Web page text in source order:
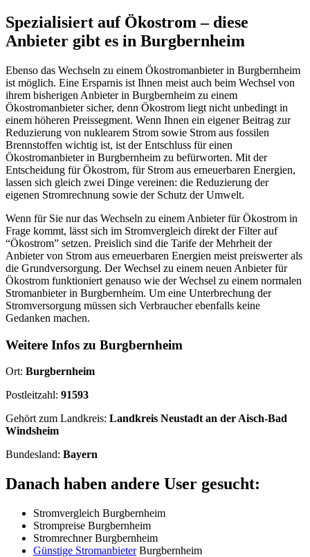
Spezialisiert auf Ökostrom – diese
Anbieter gibt es in Burgbernheim
Ebenso das Wechseln zu einem Ökostromanbieter in Burgbernheim
ist möglich. Eine Ersparnis ist Ihnen meist auch beim Wechsel von
ihrem bisherigen Anbieter in Burgbernheim zu einem
Ökostromanbieter sicher, denn Ökostrom liegt nicht unbedingt in
einem höheren Preissegment. Wenn Ihnen ein eigener Beitrag zur
Reduzierung von nuklearem Strom sowie Strom aus fossilen
Brennstoffen wichtig ist, ist der Entschluss für einen
Ökostromanbieter in Burgbernheim zu befürworten. Mit der
Entscheidung für Ökostrom, für Strom aus erneuerbaren Energien,
lassen sich gleich zwei Dinge vereinen: die Reduzierung der
eigenen Stromrechnung sowie der Schutz der Umwelt.
Wenn für Sie nur das Wechseln zu einem Anbieter für Ökostrom in
Frage kommt, lässt sich im Stromvergleich direkt der Filter auf
“Ökostrom” setzen. Preislich sind die Tarife der Mehrheit der
Anbieter von Strom aus erneuerbaren Energien meist preiswerter als
die Grundversorgung. Der Wechsel zu einem neuen Anbieter für
Ökostrom funktioniert genauso wie der Wechsel zu einem normalen
Stromanbieter in Burgbernheim. Um eine Unterbrechung der
Stromversorgung müssen sich Verbraucher ebenfalls keine
Gedanken machen.
Weitere Infos zu Burgbernheim
Ort: Burgbernheim
Postleitzahl: 91593
Gehört zum Landkreis: Landkreis Neustadt an der Aisch-Bad
Windsheim
Bundesland: Bayern
Danach haben andere User gesucht:
Stromvergleich Burgbernheim
Strompreise Burgbernheim
Stromrechner Burgbernheim
Günstige StromanbieterBurgbernheim